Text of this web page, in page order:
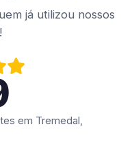
já utilizou nossos
em Tremedal,